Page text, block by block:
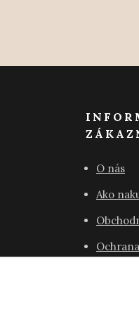
O nás
Ako